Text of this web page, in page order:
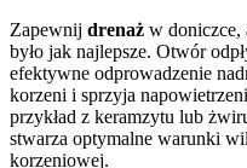
Zapewnij drenaż w doniczce,
było jak najlepsze. Otwór
efektywne odprowadzenie
korzeni i sprzyja
przykład z keramzytu lub
stwarza optymalne warunki
korzeniowej.